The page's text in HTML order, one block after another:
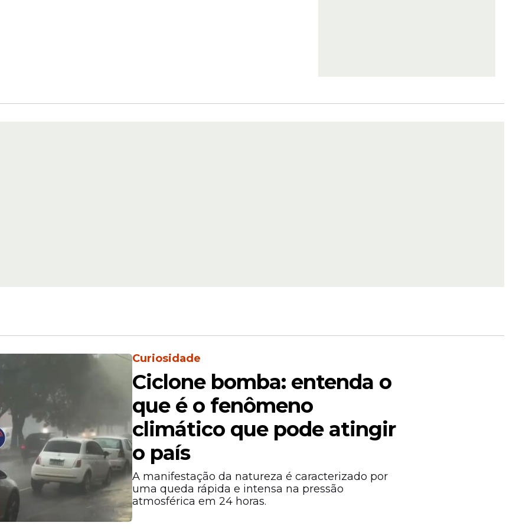
em diversas regiões doBrasil. Segundo boletim
(Inmet), há previsão dechuvasem todas as
21 de abril.
Curiosidade
Ciclone bomba: entenda o
que é o fenômeno
climático que pode atingir
o país
A manifestação da natureza é caracterizado por
uma queda rápida e intensa na pressão
atmosférica em 24 horas.